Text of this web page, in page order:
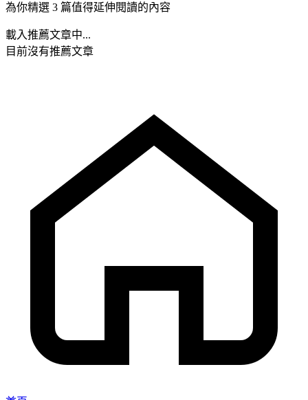
為你精選 3 篇值得延伸閱讀的內容
載入推薦文章中...
目前沒有推薦文章